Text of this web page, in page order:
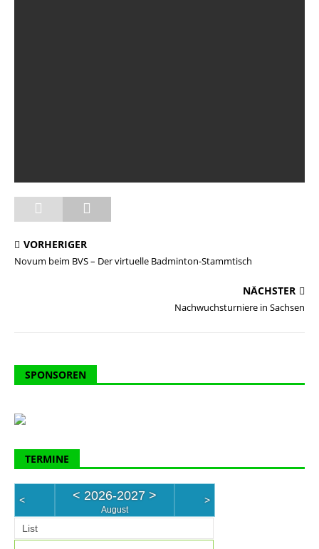
VORHERIGER
Novum beim BVS – Der virtuelle Badminton-Stammtisch
NÄCHSTER
Nachwuchsturniere in Sachsen
SPONSOREN
TERMINE
< < 2026-2027 >
August
>
List